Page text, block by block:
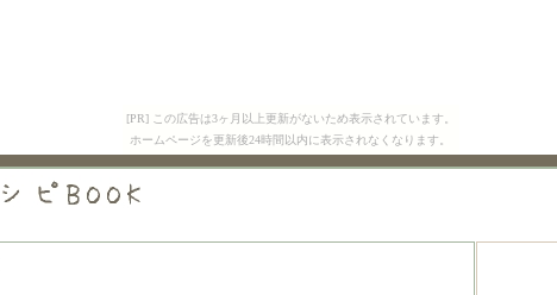
[PR] この広告は3ヶ月以上更新がないため表示されています。
ホームページを更新後24時間以内に表示されなくなります。